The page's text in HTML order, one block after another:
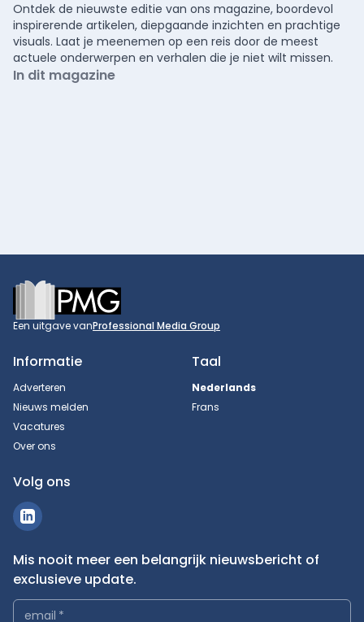
Ontdek de nieuwste editie van ons magazine, boordevol
inspirerende artikelen, diepgaande inzichten en prachtige
visuals. Laat je meenemen op een reis door de meest
actuele onderwerpen en verhalen die je niet wilt missen.
In dit magazine
Footer
Een uitgave vanProfessional Media Group
Informatie
Adverteren
Nieuws melden
Vacatures
Over ons
Taal
Nederlands
Frans
Volg ons
Mis nooit meer een belangrijk nieuwsbericht of
exclusieve update.
email *